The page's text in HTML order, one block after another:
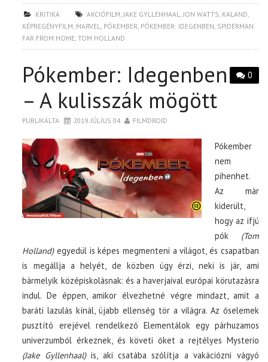
KRITIKA AKCIÓFILM,JAKE GYLLENHAAL,JON WATTS, KALAND,
KÉPREGÉNYFILM, MARVEL, PÓKEMBER, PÓKEMBER: IDEGENBEN, SPIDERMAN:
FAR FROM HOME,TOM HOLLAND
0
Pókember: Idegenben
– A kulisszák mögött
PUBLIKÁLTA 2019. JÚLIUS 04. FILMDROID
Pókember
nem
pihenhet.
Az már
kiderült,
hogy az ifjú
pók (Tom
Holland)egyedül is képes megmenteni a világot, és csapatban
is megállja a helyét, de közben úgy érzi, neki is jár, ami
bármelyik középiskolásnak: és a haverjaival európai körutazásra
indul. De éppen, amikor élvezhetné végre mindazt, amit a
baráti lazulás kínál, újabb ellenség tör a világra. Az őselemek
pusztító erejével rendelkező Elementálok egy párhuzamos
univerzumból érkeznek, és követi őket a rejtélyes Mysterio
(Jake Gyllenhaal)is, aki csatába szólítja a vakációzni vágyó